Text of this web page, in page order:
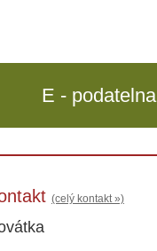
E - podatelna
(celý kontakt »)